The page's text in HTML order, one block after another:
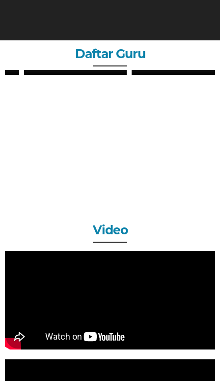
Daftar Guru
ZHERY OKTANDI, S.Pd ANDRI MAULANA, S.Pd
Video